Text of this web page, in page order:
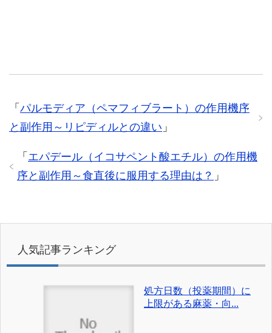
「 パルモディア（ペマフィブラート）の作用機序
と副作用～リピディルとの違い 」
「 エパデール（イコサペント酸エチル）の作用機
序と副作用～食直後に服用する理由は？ 」
人気記事ランキング
処方日数（投薬期間）に
上限がある麻薬・向...